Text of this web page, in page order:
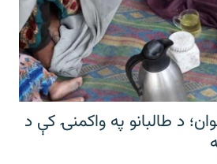
د طالبانو په واکمنۍ کې د